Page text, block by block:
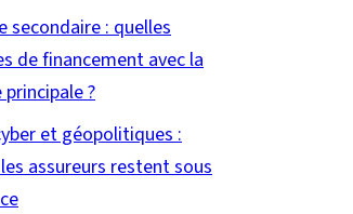
secondaire : quelles
de financement avec la
?
et géopolitiques :
assureurs restent sous